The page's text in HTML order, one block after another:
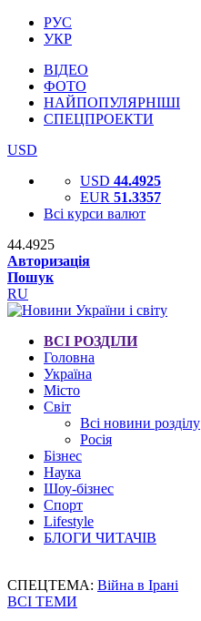
РУС
УКР
ВІДЕО
ФОТО
НАЙПОПУЛЯРНІШІ
СПЕЦПРОЕКТИ
USD
USD 44.4925
EUR 51.3357
Всі курси валют
44.4925
Авторизація
Пошук
RU
ВСІ РОЗДІЛИ
Головна
Україна
Місто
Світ
Всі новини розділу
Росія
Бізнес
Наука
Шоу-бізнес
Спорт
Lifestyle
БЛОГИ ЧИТАЧІВ
СПЕЦТЕМА: Війна в Ірані
ВСІ ТЕМИ